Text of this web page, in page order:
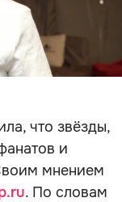
что звёзды,
и
мнением
. По словам